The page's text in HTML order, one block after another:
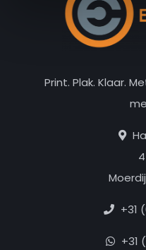
Print. Plak. Klaar.
+31
+31